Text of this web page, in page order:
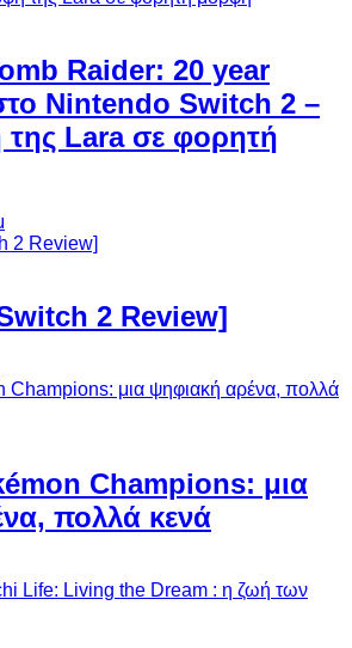
Raider: 20 year
Nintendo Switch 2 –
της Lara σε φορητή
2 Review]
Champions: μια
πολλά κενά